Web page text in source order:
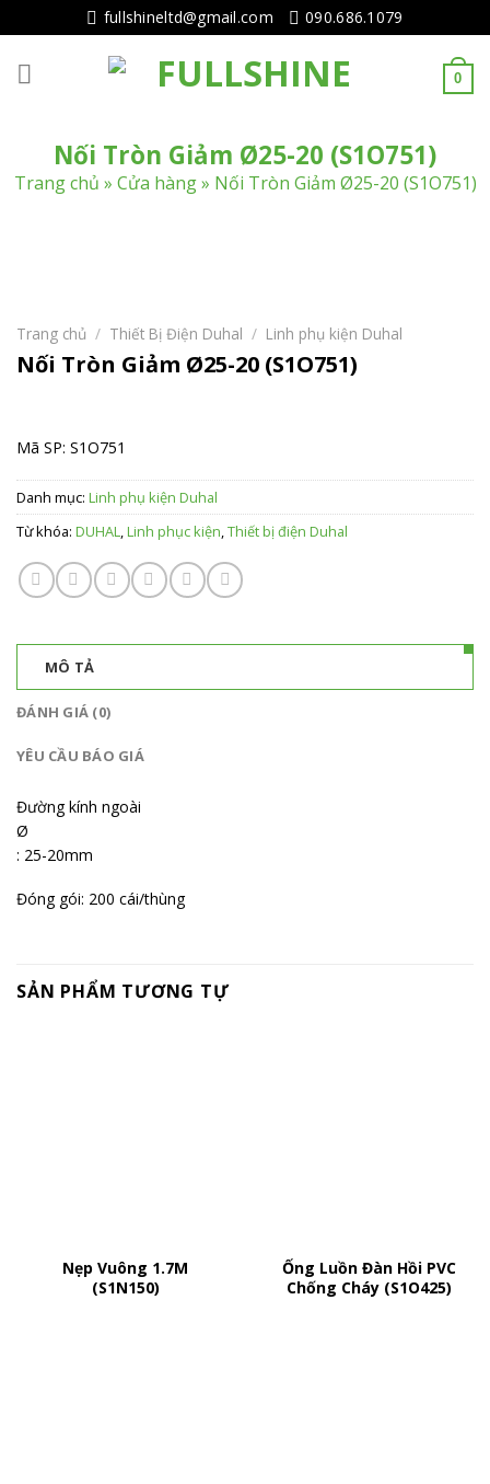
tục
tới
fullshineltd@gmail.com 090.686.1079
0
Nối Tròn Giảm Ø25-20 (S1O751)
Trang chủ » Cửa hàng» Nối Tròn Giảm Ø25-20 (S1O751)
Trang chủ / Thiết Bị Điện Duhal / Linh phụ kiện Duhal
Nối Tròn Giảm Ø25-20 (S1O751)
Mã SP: S1O751
Danh mục: Linh phụ kiện Duhal
Từ khóa: DUHAL,Linh phục kiện,Thiết bị điện Duhal
MÔ TẢ
ĐÁNH GIÁ (0)
YÊU CẦU BÁO GIÁ
Đường kính ngoài
Ø
: 25-20mm
Đóng gói: 200 cái/thùng
SẢN PHẨM TƯƠNG TỰ
Nẹp Vuông 1.7M
(S1N150)
Ống Luồn Đàn Hồi PVC
Chống Cháy (S1O425)